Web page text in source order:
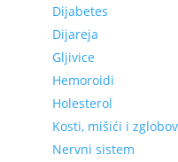
Dijabetes
Dijareja
Gljivice
Hemoroidi
Holesterol
Kosti, mišići i
Nervni sistem